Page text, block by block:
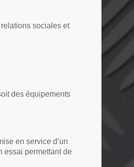
sociales et
des équipements
en service d’un
essai permettant de